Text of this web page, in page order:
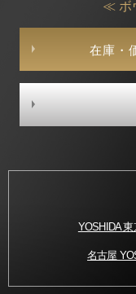
≪ ボ
在庫・
YOSHIDA
名古屋